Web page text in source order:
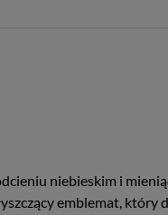
niebieskim i
emblemat,